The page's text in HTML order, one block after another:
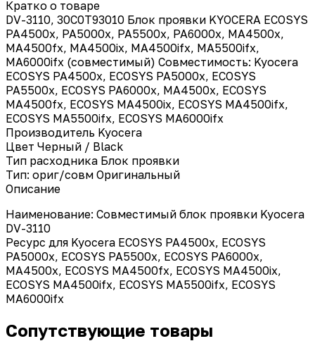
Кратко о товаре
DV-3110, 30C0T93010 Блок проявки KYOCERA ECOSYS
PA4500x, PA5000x, PA5500x, PA6000x, MA4500x,
MA4500fx, MA4500ix, MA4500ifx, MA5500ifx,
MA6000ifx (совместимый) Совместимость: Kyocera
ECOSYS PA4500x, ECOSYS PA5000x, ECOSYS
PA5500x, ECOSYS PA6000x, MA4500x, ECOSYS
MA4500fx, ECOSYS MA4500ix, ECOSYS MA4500ifx,
ECOSYS MA5500ifx, ECOSYS MA6000ifx
Производитель Kyocera
Цвет Черный / Black
Тип расходника Блок проявки
Тип: ориг/совм Оригинальный
Описание
Наименование: Совместимый блок проявки Kyocera
DV-3110
Ресурс для Kyocera ECOSYS PA4500x, ECOSYS
PA5000x, ECOSYS PA5500x, ECOSYS PA6000x,
MA4500x, ECOSYS MA4500fx, ECOSYS MA4500ix,
ECOSYS MA4500ifx, ECOSYS MA5500ifx, ECOSYS
MA6000ifx
Сопутствующие товары